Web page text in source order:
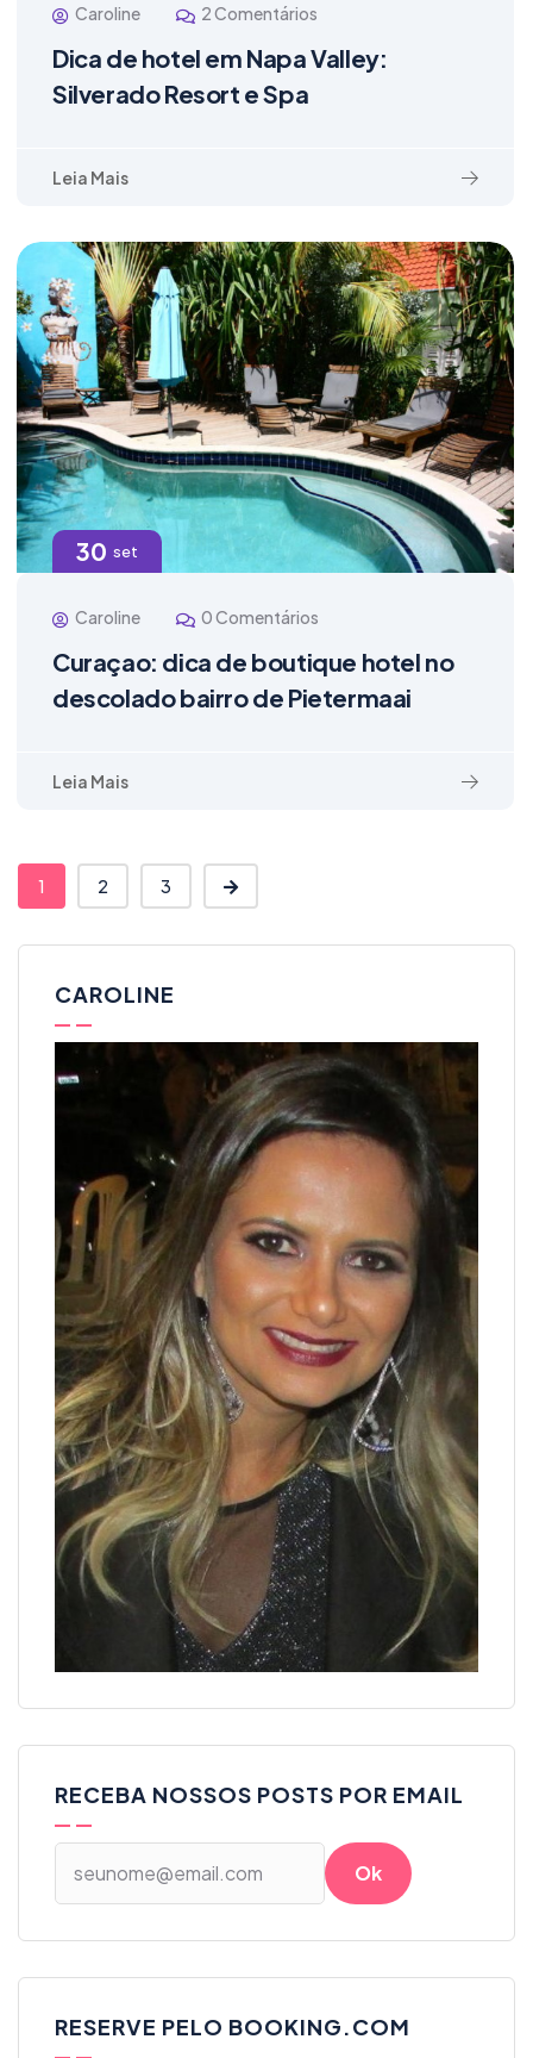
Caroline 2 Comentários
Dica de hotel em Napa Valley:
Silverado Resort e Spa
Leia Mais
30 set
Caroline 0 Comentários
Curaçao: dica de boutique hotel no
descolado bairro de Pietermaai
Leia Mais
1 2 3
CAROLINE
RECEBA NOSSOS POSTS POR EMAIL
RESERVE PELO BOOKING.COM